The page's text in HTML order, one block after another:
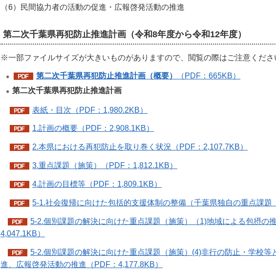
（6）民間協力者の活動の促進・広報啓発活動の推進
第二次千葉県再犯防止推進計画（令和8年度から令和12年度）
※一部ファイルサイズが大きいものがありますので、閲覧の際はご注意くださ
第二次千葉県再犯防止推進計画（概要）
（PDF：665KB）
第二次千葉県再犯防止推進計画
表紙・目次（PDF：1,980.2KB）
1.計画の概要（PDF：2,908.1KB）
2.本県における再犯防止を取り巻く状況（PDF：2,107.7KB）
3.重点課題（施策）（PDF：1,812.1KB）
4.計画の目標等（PDF：1,809.1KB）
5-1.社会復帰に向けた包括的支援体制の整備（千葉県独自の重点課
5-2.個別課題の解決に向けた重点課題（施策）（1)地域による包摂の
4,047.1KB）
5-2.個別課題の解決に向けた重点課題（施策）(4)非行の防止・学校
進、広報啓発活動の推進（PDF：4,177.8KB）